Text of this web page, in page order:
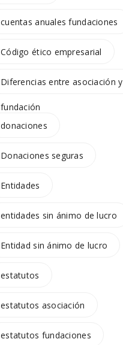
cuentas anuales fundaciones
Código ético empresarial
Diferencias entre asociación y
fundación
donaciones
Donaciones seguras
Entidades
entidades sin ánimo de lucro
Entidad sin ánimo de lucro
estatutos
estatutos asociación
estatutos fundaciones